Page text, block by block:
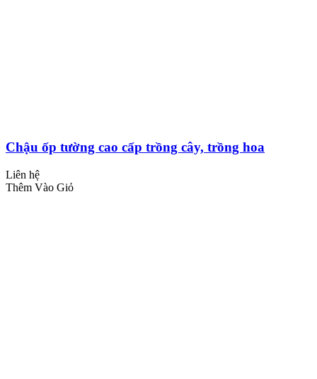
Chậu ốp tường cao cấp trồng cây, trồng hoa
Liên hệ
Thêm Vào Giỏ